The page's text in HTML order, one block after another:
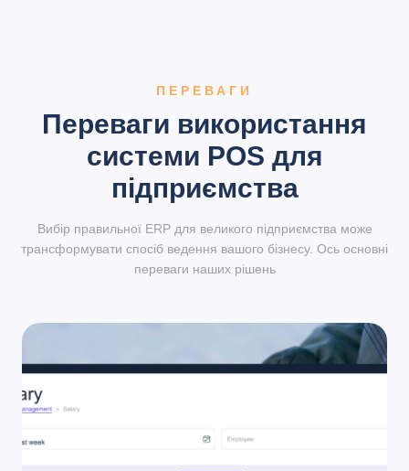
ПЕРЕВАГИ
Переваги використання
системи POS для
підприємства
Вибір правильної ERP для великого підприємства може
трансформувати спосіб ведення вашого бізнесу. Ось основні
переваги наших рішень